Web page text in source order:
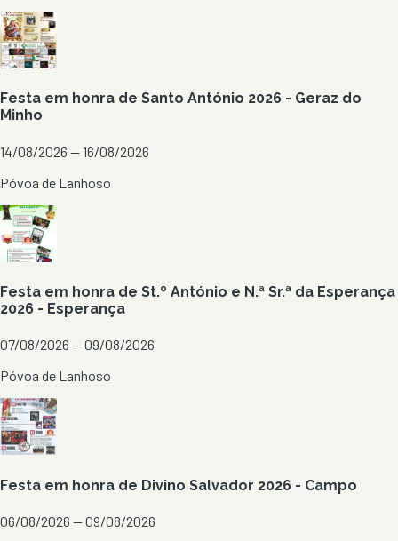
Festa em honra de Santo António 2026 - Geraz do
Minho
14/08/2026 — 16/08/2026
Póvoa de Lanhoso
Festa em honra de St.º António e N.ª Sr.ª da Esperança
2026 - Esperança
07/08/2026 — 09/08/2026
Póvoa de Lanhoso
Festa em honra de Divino Salvador 2026 - Campo
06/08/2026 — 09/08/2026